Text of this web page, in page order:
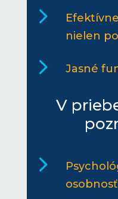
5
nielen
5 Jasné
V
5